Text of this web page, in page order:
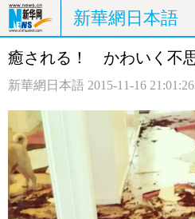
新華網日本語
ホームページ 政治
評論
中日対訳
癒される！ かわいく不
新華網日本語 2015-11-16 21:01:26